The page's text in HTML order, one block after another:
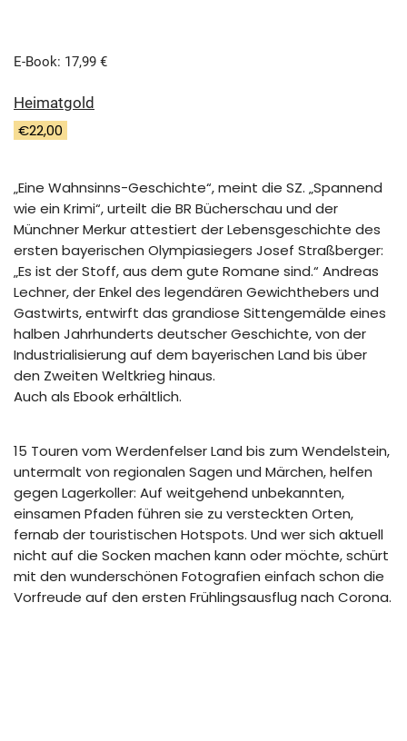
E-Book: 17,99 €
Heimatgold
€22,00
„Eine Wahnsinns-Geschichte“, meint die SZ. „Spannend
wie ein Krimi“, urteilt die BR Bücherschau und der
Münchner Merkur attestiert der Lebensgeschichte des
ersten bayerischen Olympiasiegers Josef Straßberger:
„Es ist der Stoff, aus dem gute Romane sind.“ Andreas
Lechner, der Enkel des legendären Gewichthebers und
Gastwirts, entwirft das grandiose Sittengemälde eines
halben Jahrhunderts deutscher Geschichte, von der
Industrialisierung auf dem bayerischen Land bis über
den Zweiten Weltkrieg hinaus.
Auch als Ebook erhältlich.
15 Touren vom Werdenfelser Land bis zum Wendelstein,
untermalt von regionalen Sagen und Märchen, helfen
gegen Lagerkoller: Auf weitgehend unbekannten,
einsamen Pfaden führen sie zu versteckten Orten,
fernab der touristischen Hotspots. Und wer sich aktuell
nicht auf die Socken machen kann oder möchte, schürt
mit den wunderschönen Fotografien einfach schon die
Vorfreude auf den ersten Frühlingsausflug nach Corona.